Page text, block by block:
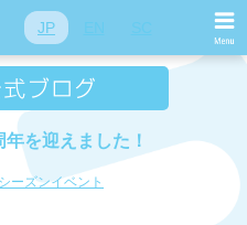
JP
を迎えました！
シーズンイベント